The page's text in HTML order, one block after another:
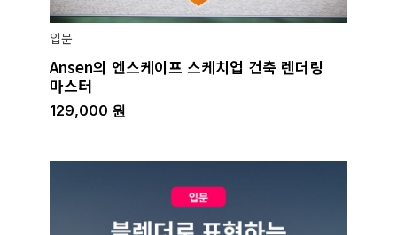
입문
Ansen의 엔스케이프 스케치업 건축 렌더링
마스터
129,000 원